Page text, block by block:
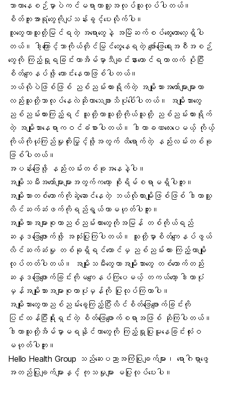
သာယာနေစဉ်မှာပဲကင်မရာဟာသူ့အလုပ်သူလုပ်ပါတယ်။
စိတ်ကူးအာရုံတွေကိုပျံသန်းခွင့်ပေးလိုက်ပါ။
လူတွေဟာသူတို့မြင်ရတဲ့ အရောတွေနဲ့ အမြဲဆက်စပ်တွေးတောလေ့ရှိပါ
တယ်။ ဒါ့ကြောင့်သာကိုယ်တိုင်မြင်တွေ့နေရတဲ့ ဖျော်ဖြေရေးအစီအစဉ်
တွေကို ကြည့်ရှုရခြင်းဟာအိမ်မှာသီချင်းနားထောင်ရတာထက် ပိုပြီး
စိတ်ကျေနပ်ဖို့ ကောင်းနေတာဖြစ်ပါတယ်။
ဘယ်လိုပဲဖြစ်ဖြစ် ညစ်ညမ်းကားရိုက်တဲ့ အမျိုးသားအတော်များများဟာ
လည်းသူတို့ဘာလုပ်နေလဲဆိုတာသေချာသိပုံပေါ်ပါတယ်။ အမျိုးသားတွေ
ညစ်ညမ်းကားကြည့်ရင် သူတို့ဟာသူတို့ကိုယ်သူတို့ ညစ်ညမ်းကားရိုက်
တဲ့ အမျိုးသားနေရာကဝင်ခံစားပါတယ်။ ဒါဟာခဏလေးပေမယ့် ကိုယ့်
ကိုယ်ကိုယုံကြည်မှုတိုးမြှင့်ဖို့အတွက် ထိရောက်တဲ့ နည်းလမ်းတစ်ခု
ဖြစ်ပါတယ်။
အပန်းဖြေဖို့ နည်းလမ်းတစ်ခုအနေနဲ့ပါ။
အမျိုးသမီးအတော်များများအတွက်ကတော့ စိုးရိမ်စရာမရှိပါဘူး။
အမျိုးသားတစ်ယောက်ကိုဆွဲဆောင်နေတဲ့ ဘယ်လိုကားမျိုးဖြစ်ဖြစ် ဒါဟာသူ့
လိင်ဆက်ဆံဖက်ကိုရည်ရွယ်တာမဟုတ်ပါဘူး။
အမျိုးသားအများစုဟာညစ်ညမ်းကားတွေကိုအမြန် တစ်ကိုယ်ရည်
ဆန္ဒဖြေဖျောက်ဖို့ အသုံးပြုကြပါတယ်။ သူတို့မှာစိတ်ကျေနပ်ဖွယ်
လိင်ဆက်ဆံမှု တစ်ခုရှိရင်တောင်မှ ညစ်ညမ်းကား ကြည့်တာမျိုး
လုပ်တတ်ပါတယ်။ အမျိုးသမီးတွေဟာအမျိုးသားတွေ တစ်ယောက်တည်း
ဆန္ဒဖြေဖျောက်ခြင်းကိုမကျေနပ်ကြပေမယ့် တကယ်တော့ ဒါဟာပုံ
မှန်အမျိုးသားအများစုဟာပုံမှန်ကို ပြုလုပ်ကြတာပါ။
အမျိုးသားတွေဟာညစ်ညမ်းခွေကြည့်ပြီးလိင်စိတ်ဖြေဖျောက်ခြင်းကို
ပြင်းထန်ပြီးရိုးရှင်းတဲ့ စိတ်ဖြေဖျောက်စရာအဖြစ် ဆိုကြပါတယ်။
ဒါဟာသူတို့အိမ်မှာမရနိုင်တာတွေကို ကြည့်ရှုပြုမူနေခြင်းလုံးဝ
မဟုတ်ပါဘူး။
Hello Health Group သည်ဆေးပညာအကြံပြုချက်များ၊ ရောဂါရှာဖွေ
အတည်ပြုချက်များနှင့် ကုသမှုများ မပြုလုပ်ပေးပါ။